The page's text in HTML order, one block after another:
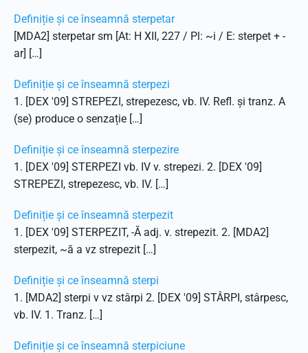
Definiție și ce înseamnă sterpetar
[MDA2] sterpetar sm [At: H XII, 227 / Pl: ~i / E: sterpet + -
ar] […]
Definiție și ce înseamnă sterpezi
1. [DEX '09] STREPEZI, strepezesc, vb. IV. Refl. și tranz. A
(se) produce o senzație […]
Definiție și ce înseamnă sterpezire
1. [DEX '09] STERPEZI vb. IV v. strepezi. 2. [DEX '09]
STREPEZI, strepezesc, vb. IV. […]
Definiție și ce înseamnă sterpezit
1. [DEX '09] STERPEZIT, -Ă adj. v. strepezit. 2. [MDA2]
sterpezit, ~ă a vz strepezit […]
Definiție și ce înseamnă sterpi
1. [MDA2] sterpi v vz stârpi 2. [DEX '09] STÂRPI, stârpesc,
vb. IV. 1. Tranz. […]
Definiție și ce înseamnă sterpiciune